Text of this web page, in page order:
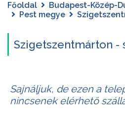
Főoldal
Budapest-Közép-
Pest megye
Szigetszentmárton -
Sajnáljuk, de ezen a
nincsenek elérhető